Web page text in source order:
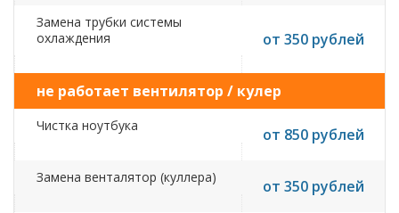
Замена трубки системы
охлаждения
от 350 рублей
не работает вентилятор / кулер
Чистка ноутбука от 850 рублей
Замена венталятор (куллера) от 350 рублей